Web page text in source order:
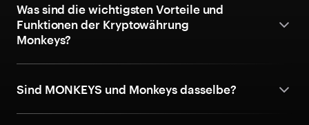
Was sind die wichtigsten Vorteile und
Funktionen der Kryptowährung
Monkeys?
Sind MONKEYS und Monkeys dasselbe?